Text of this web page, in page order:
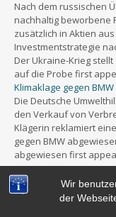
Wir
der
Nach dem russischen
nachhaltig beworbene
zusätzlich in Aktien
Investmentstrategie
Der Ukraine-Krieg
auf die Probe first
Klimaklage gegen
Die Deutsche
den Verkauf von
Klägerin reklamiert
gegen BMW
abgewiesen first